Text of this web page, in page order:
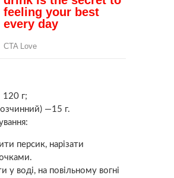
г;
—15 г.
персик, нарізати
воді, на повільному вогні